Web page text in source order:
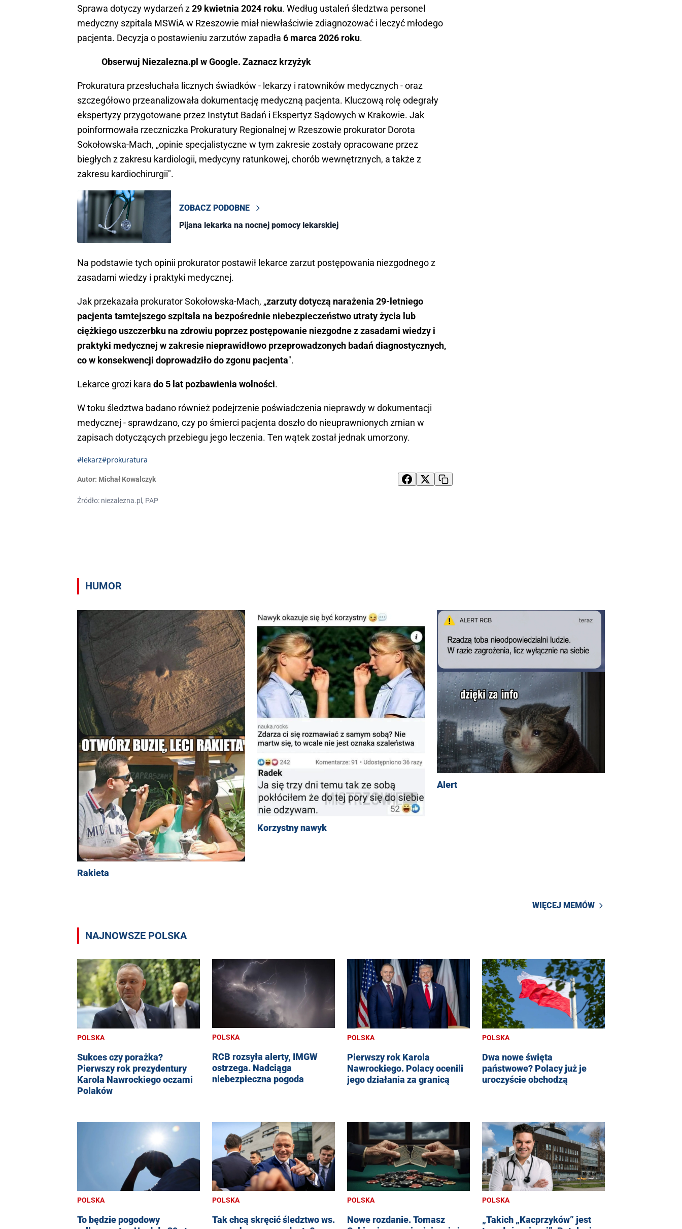
Sprawa dotyczy wydarzeń z29 kwietnia 2024 roku. Według ustaleń śledztwa personel
medyczny szpitala MSWiA w Rzeszowie miał niewłaściwie zdiagnozować i leczyć młodego
pacjenta. Decyzja o postawieniu zarzutów zapadła 6 marca 2026 roku.
Obserwuj Niezalezna.pl w Google. Zaznacz krzyżyk
Prokuratura przesłuchała licznych świadków - lekarzy i ratowników medycznych - oraz
szczegółowo przeanalizowała dokumentację medyczną pacjenta. Kluczową rolę odegrały
ekspertyzy przygotowane przez Instytut Badań i Ekspertyz Sądowych w Krakowie. Jak
poinformowała rzeczniczka Prokuratury Regionalnej w Rzeszowie prokurator Dorota
Sokołowska-Mach, „opinie specjalistyczne w tym zakresie zostały opracowane przez
biegłych z zakresu kardiologii, medycyny ratunkowej, chorób wewnętrznych, a także z
zakresu kardiochirurgii".
ZOBACZ PODOBNE
Pijana lekarka na nocnej pomocy lekarskiej
Na podstawie tych opinii prokurator postawił lekarce zarzut postępowania niezgodnego z
zasadami wiedzy i praktyki medycznej.
Jak przekazała prokurator Sokołowska-Mach, „zarzuty dotyczą narażenia 29-letniego
pacjenta tamtejszego szpitala na bezpośrednie niebezpieczeństwo utraty życia lub
ciężkiego uszczerbku na zdrowiu poprzez postępowanie niezgodne z zasadami wiedzy i
praktyki medycznej w zakresie nieprawidłowo przeprowadzonych badań diagnostycznych,
co w konsekwencji doprowadziło do zgonu pacjenta".
Lekarce grozi kara do 5 lat pozbawienia wolności.
W toku śledztwa badano również podejrzenie poświadczenia nieprawdy w dokumentacji
medycznej - sprawdzano, czy po śmierci pacjenta doszło do nieuprawnionych zmian w
zapisach dotyczących przebiegu jego leczenia. Ten wątek został jednak umorzony.
#lekarz#prokuratura
Autor: Michał Kowalczyk
Źródło: niezalezna.pl, PAP
HUMOR
Rakieta
Korzystny nawyk
Alert
WIĘCEJ MEMÓW
NAJNOWSZE POLSKA
POLSKA
Sukces czy porażka?
Pierwszy rok prezydentury
Karola Nawrockiego oczami
Polaków
POLSKA
RCB rozsyła alerty, IMGW
ostrzega. Nadciąga
niebezpieczna pogoda
POLSKA
Pierwszy rok Karola
Nawrockiego. Polacy ocenili
jego działania za granicą
POLSKA
Dwa nowe święta
państwowe? Polacy już je
uroczyście obchodzą
POLSKA
To będzie pogodowy
POLSKA
Tak chcą skręcić śledztwo ws.
POLSKA
Nowe rozdanie. Tomasz
POLSKA
„Takich „Kacprzyków” jest